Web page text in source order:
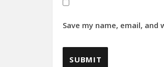
Save my name, email,